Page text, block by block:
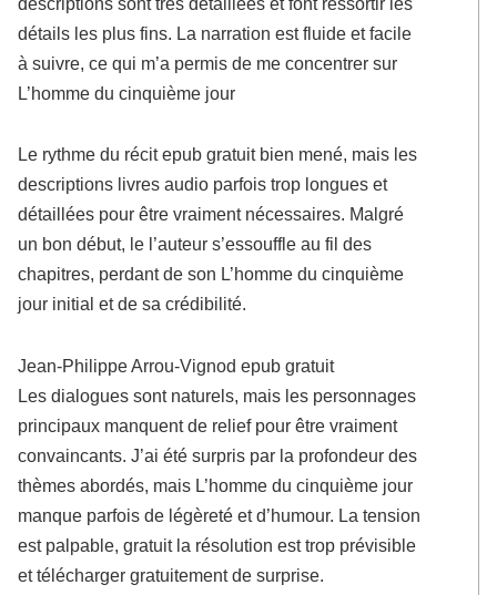
détails les plus fins. La narration est fluide et facile
à suivre, ce qui m’a permis de me concentrer sur
L’homme du cinquième jour
Le rythme du récit epub gratuit bien mené, mais les
descriptions livres audio parfois trop longues et
détaillées pour être vraiment nécessaires. Malgré
un bon début, le l’auteur s’essouffle au fil des
chapitres, perdant de son L’homme du cinquième
jour initial et de sa crédibilité.
Jean-Philippe Arrou-Vignod epub gratuit
Les dialogues sont naturels, mais les personnages
principaux manquent de relief pour être vraiment
convaincants. J’ai été surpris par la profondeur des
thèmes abordés, mais L’homme du cinquième jour
manque parfois de légèreté et d’humour. La tension
est palpable, gratuit la résolution est trop prévisible
et télécharger gratuitement de surprise.